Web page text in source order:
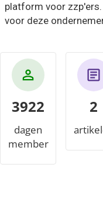
platform voor
voor deze
3922
dagen
member
2